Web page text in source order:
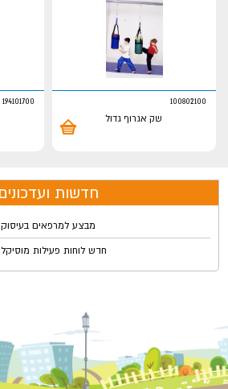
100802100
שק אגרוף גדול
194101700
חדשות ועדכונים
מבצע למרפאים בעיסוק
חדש לוחות פעילות